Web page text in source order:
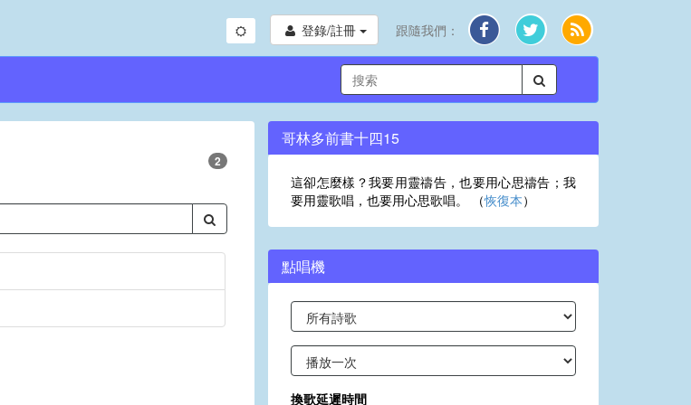
登錄/註冊 跟隨我們：
2
哥林多前書十四15
這卻怎麼樣？我要用靈禱告，也要用心思禱告；我
要用靈歌唱，也要用心思歌唱。 （恢復本）
點唱機
換歌延遲時間